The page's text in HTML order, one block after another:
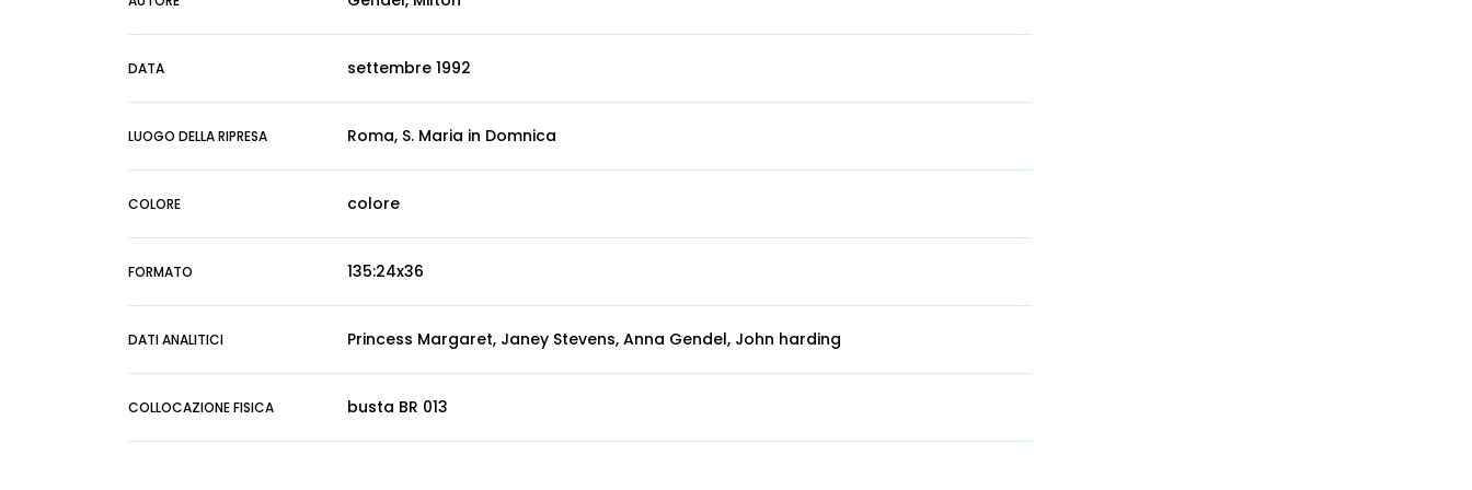
DATA settembre 1992
LUOGO DELLA RIPRESA Roma, S. Maria in Domnica
COLORE colore
FORMATO 135:24x36
DATI ANALITICI Princess Margaret, Janey Stevens, Anna Gendel, John harding
COLLOCAZIONE FISICA busta BR 013